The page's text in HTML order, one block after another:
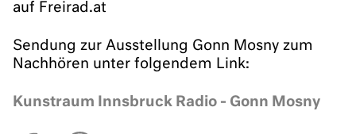
auf Freirad.at
Sendung zur Ausstellung Gonn Mosny zum
Nachhören unter folgendem Link:
Kunstraum Innsbruck Radio - Gonn Mosny